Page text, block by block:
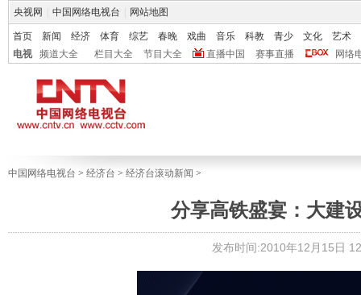
央视网 中国网络电视台 网站地图
首页 新闻 经济 体育 综艺 春晚 戏曲 音乐 科教 青少 文化
艺术
电视
频道大全 栏目大全 节目大全 直播中国 赛事直播 网络
中国网络电视台 > 经济台 > 经济台滚动新闻 >
分享高铁盛宴：大建
发布时间:2010年12月15日